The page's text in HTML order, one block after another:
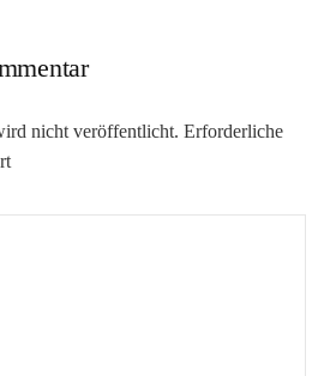
nicht veröffentlicht. Erforderliche